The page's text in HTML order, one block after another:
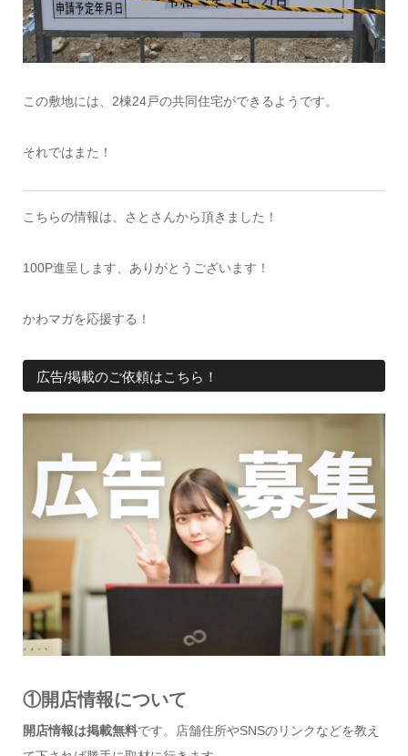
この敷地には、2棟24戸の共同住宅ができるようです。
それではまた！
こちらの情報は、さとさんから頂きました！
100P進呈します、ありがとうございます！
かわマガを応援する！
広告/掲載のご依頼はこちら！
①開店情報について
開店情報は掲載無料です。店舗住所やSNSのリンクなどを教え